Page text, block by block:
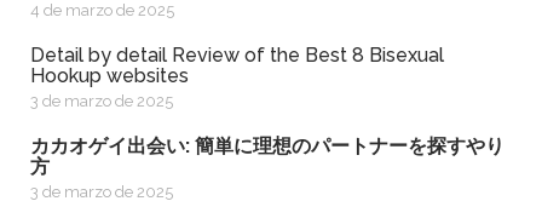
4 de marzo de 2025
Detail by detail Review of the Best 8 Bisexual
Hookup websites
3 de marzo de 2025
カカオゲイ出会い: 簡単に理想のパートナーを探すやり
方
3 de marzo de 2025